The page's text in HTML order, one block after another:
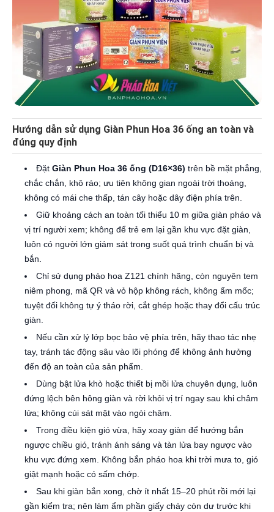
Hướng dẫn sử dụng Giàn Phun Hoa 36 ống an toàn và
đúng quy định
Đặt Giàn Phun Hoa 36 ống (D16×36) trên bề mặt phẳng,
chắc chắn, khô ráo; ưu tiên không gian ngoài trời thoáng,
không có mái che thấp, tán cây hoặc dây điện phía trên.
Giữ khoảng cách an toàn tối thiểu 10 m giữa giàn pháo và
vị trí người xem; không để trẻ em lại gần khu vực đặt giàn,
luôn có người lớn giám sát trong suốt quá trình chuẩn bị và
bắn.
Chỉ sử dụng pháo hoa Z121 chính hãng, còn nguyên tem
niêm phong, mã QR và vỏ hộp không rách, không ẩm mốc;
tuyệt đối không tự ý tháo rời, cắt ghép hoặc thay đổi cấu trúc
giàn.
Nếu cần xử lý lớp bọc bảo vệ phía trên, hãy thao tác nhẹ
tay, tránh tác động sâu vào lõi phóng để không ảnh hưởng
đến độ an toàn của sản phẩm.
Dùng bật lửa khò hoặc thiết bị mồi lửa chuyên dụng, luôn
đứng lệch bên hông giàn và rời khỏi vị trí ngay sau khi châm
lửa; không cúi sát mặt vào ngòi châm.
Trong điều kiện gió vừa, hãy xoay giàn để hướng bắn
ngược chiều gió, tránh ánh sáng và tàn lửa bay ngược vào
khu vực đứng xem. Không bắn pháo hoa khi trời mưa to, gió
giật mạnh hoặc có sấm chớp.
Sau khi giàn bắn xong, chờ ít nhất 15–20 phút rồi mới lại
gần kiểm tra; nên làm ẩm phần giấy cháy còn dư trước khi